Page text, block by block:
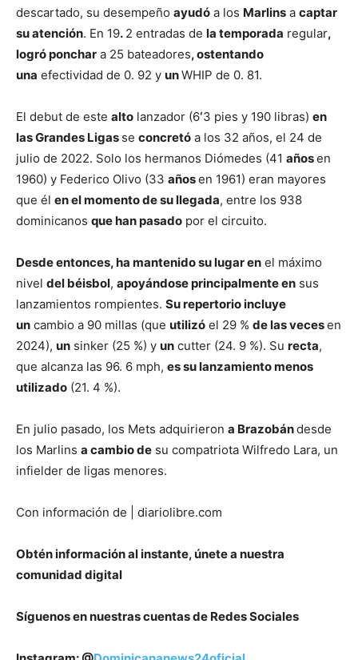
descartado, su desempeño ayudó a los Marlins a captar
su atención. En 19. 2 entradas de la temporada regular,
logró ponchar a 25 bateadores, ostentando
una efectividad de 0. 92 y unWHIP de 0. 81.
El debut de este alto lanzador (6‘3 pies y 190 libras) en
las Grandes Ligas se concretó a los 32 años, el 24 de
julio de 2022. Solo los hermanos Diómedes (41 añosen
1960) y Federico Olivo (33 añosen 1961) eran mayores
que él en el momento de su llegada, entre los 938
dominicanos que han pasado por el circuito.
Desde entonces, ha mantenido su lugar en el máximo
nivel del béisbol, apoyándose principalmente en sus
lanzamientos rompientes. Su repertorio incluye
un cambio a 90 millas (que utilizó el 29 % de las vecesen
2024), un sinker (25 %) y un cutter (24. 9 %). Su recta,
que alcanza las 96. 6 mph, es su lanzamiento menos
utilizado (21. 4 %).
En julio pasado, los Mets adquirieron a Brazobándesde
los Marlins a cambio de su compatriota Wilfredo Lara, un
infielder de ligas menores.
Con información de | diariolibre.com
Obtén información al instante, únete a nuestra
comunidad digital
Síguenos en nuestras cuentas de Redes Sociales